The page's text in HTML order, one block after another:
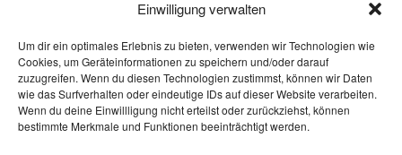
Einwilligung verwalten
Um dir ein optimales Erlebnis zu bieten, verwenden wir Technologien wie
Cookies, um Geräteinformationen zu speichern und/oder darauf
zuzugreifen. Wenn du diesen Technologien zustimmst, können wir Daten
wie das Surfverhalten oder eindeutige IDs auf dieser Website verarbeiten.
Wenn du deine Einwillligung nicht erteilst oder zurückziehst, können
bestimmte Merkmale und Funktionen beeinträchtigt werden.
connessoper inviare un commento.
Privacy
Imprint